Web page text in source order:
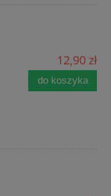
12,90 zł
do koszyka